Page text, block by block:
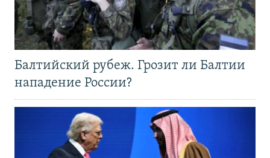
Балтийский рубеж. Грозит ли Балтии
нападение России?